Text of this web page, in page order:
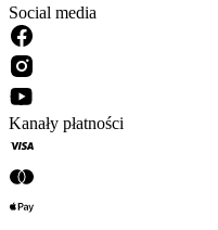
Social media
Kanały płatności